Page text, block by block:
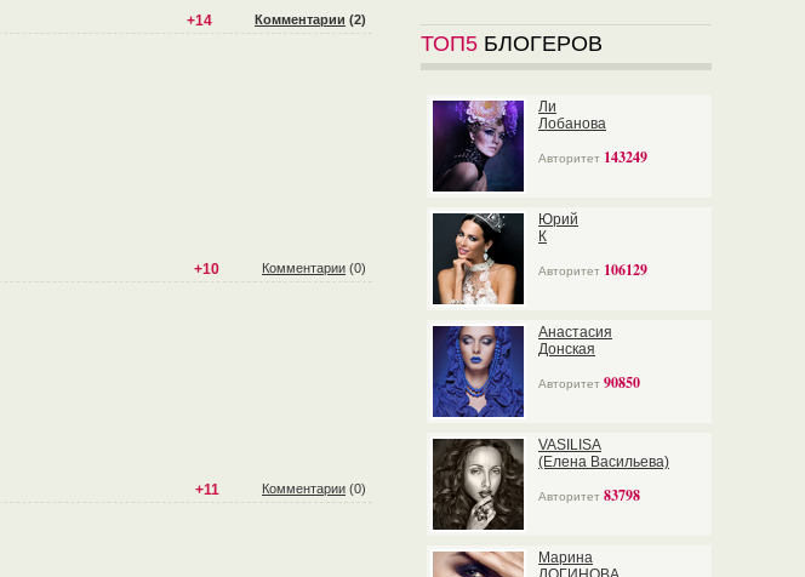
+14 Комментарии (2)
+10 Комментарии (0)
+11 Комментарии (0)
ТОП5 БЛОГЕРОВ
Ли
Лобанова
Авторитет 143249
Юрий
К
Авторитет 106129
Анастасия
Донская
Авторитет 90850
VASILISA
(Елена Васильева)
Авторитет 83798
Марина